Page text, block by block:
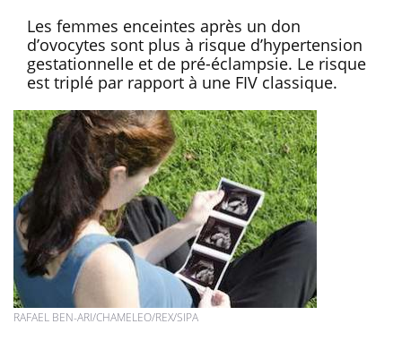
Les femmes enceintes après un don
d’ovocytes sont plus à risque d’hypertension
gestationnelle et de pré-éclampsie. Le risque
est triplé par rapport à une FIV classique.
RAFAEL BEN-ARI/CHAMELEO/REX/SIPA